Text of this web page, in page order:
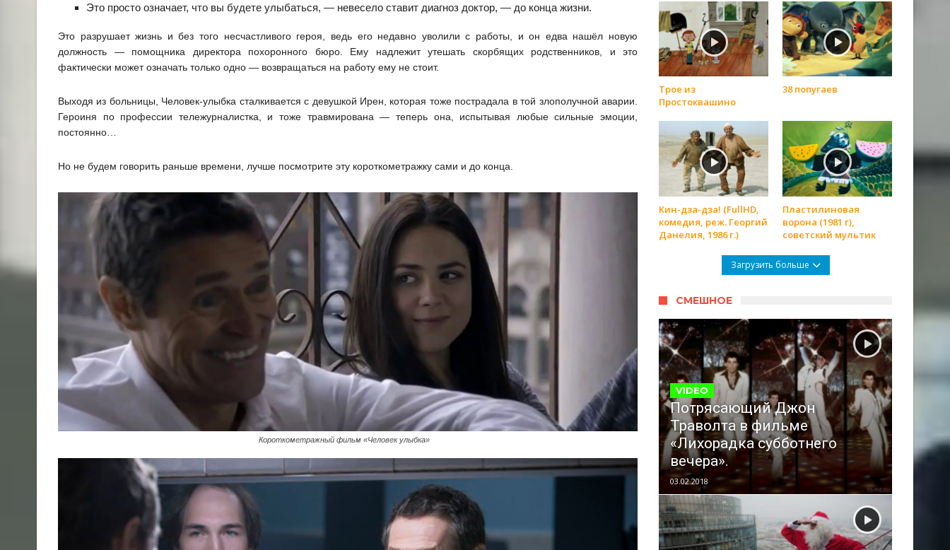
Это просто означает, что вы будете улыбаться, — невесело ставит диагноз доктор, — до конца жизни.
Это разрушает жизнь и без того несчастливого героя, ведь его недавно уволили с работы, и он едва нашёл новую
должность — помощника директора похоронного бюро. Ему надлежит утешать скорбящих родственников, и это
фактически может означать только одно — возвращаться на работу ему не стоит.
Выходя из больницы, Человек-улыбка сталкивается с девушкой Ирен, которая тоже пострадала в той злополучной аварии.
Героиня по профессии тележурналистка, и тоже травмирована — теперь она, испытывая любые сильные эмоции,
постоянно…
Но не будем говорить раньше времени, лучше посмотрите эту короткометражку сами и до конца.
Короткометражный фильм «Человек улыбка»
Трое из
Простоквашино
38 попугаев
Кин-дза-дза! (FullHD,
комедия, реж. Георгий
Данелия, 1986 г.)
Пластилиновая
ворона (1981 г),
советский мультик
Загрузить больше
СМЕШНОЕ
VIDEO
Потрясающий Джон
Траволта в фильме
«Лихорадка субботнего
вечера».
03.02.2018